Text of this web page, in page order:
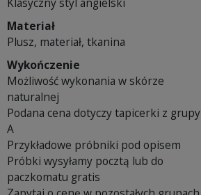
Materiał
Plusz, materiał, tkanina
Wykończenie
Możliwość wykonania w skórze
naturalnej
Podana cena dotyczy tapicerki z grupy
A
Przykładowe próbniki pod opisem
Próbki wysyłamy pocztą lub do
paczkomatu gratis